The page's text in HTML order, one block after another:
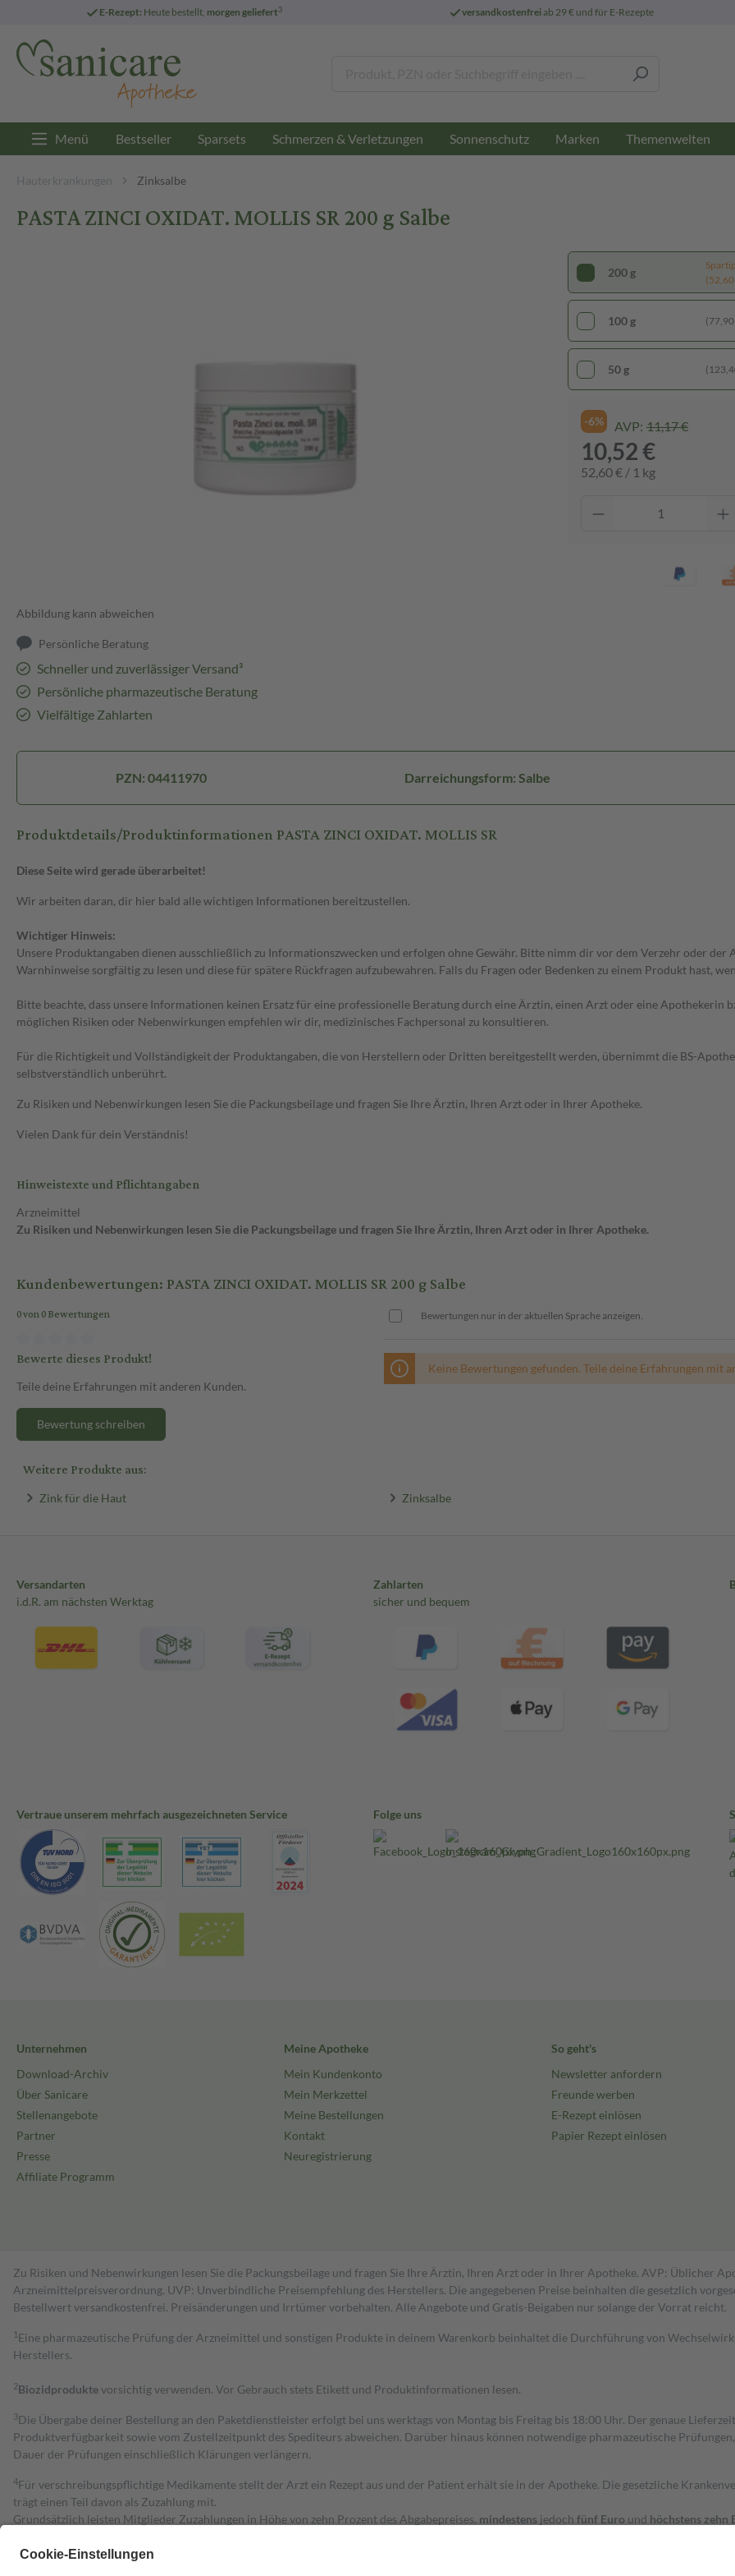
E-Rezept: Heute bestellt, morgen geliefert3 versandkostenfreiab 29 € und für E-Rezepte
Menü Bestseller Sparsets Schmerzen & Verletzungen Sonnenschutz Marken Themenwelten
Hauterkrankungen Zinksalbe
PASTA ZINCI OXIDAT. MOLLIS SR 200 g Salbe
Abbildung kann abweichen
Persönliche Beratung
Schneller und zuverlässiger Versand³
Persönliche pharmazeutische Beratung
Vielfältige Zahlarten
200 g
(52,60
100 g (77,90
50 g
-6% AVP: 11,17 €
10,52 €
52,60 € / 1 kg
PZN: 04411970 Darreichungsform: Salbe
Produktdetails/Produktinformationen PASTA ZINCI OXIDAT. MOLLIS SR
Diese Seite wird gerade überarbeitet!
Wir arbeiten daran, dir hier bald alle wichtigen Informationen bereitzustellen.
Wichtiger Hinweis:
Unsere Produktangaben dienen ausschließlich zu Informationszwecken und erfolgen ohne Gewähr. Bitte nimm dir vor dem Verzehr oder
Warnhinweise sorgfältig zu lesen und diese für spätere Rückfragen aufzubewahren. Falls du Fragen oder Bedenken zu einem Produkt hast,
Bitte beachte, dass unsere Informationen keinen Ersatz für eine professionelle Beratung durch eine Ärztin, einen Arzt oder eine Apothekerin
möglichen Risiken oder Nebenwirkungen empfehlen wir dir, medizinisches Fachpersonal zu konsultieren.
Für die Richtigkeit und Vollständigkeit der Produktangaben, die von Herstellern oder Dritten bereitgestellt werden, übernimmt die BS-
selbstverständlich unberührt.
Zu Risiken und Nebenwirkungen lesen Sie die Packungsbeilage und fragen Sie Ihre Ärztin, Ihren Arzt oder in Ihrer Apotheke.
Vielen Dank für dein Verständnis!
Hinweistexte und Pflichtangaben
Arzneimittel
Zu Risiken und Nebenwirkungen lesen Sie die Packungsbeilage und fragen Sie Ihre Ärztin, Ihren Arzt oder in Ihrer Apotheke.
Kundenbewertungen: PASTA ZINCI OXIDAT. MOLLIS SR 200 g Salbe
0 von 0 Bewertungen
Bewerte dieses Produkt!
Teile deine Erfahrungen mit anderen Kunden.
Bewertung schreiben
Bewertungen nur in der aktuellen Sprache anzeigen.
Keine Bewertungen gefunden. Teile deine Erfahrungen mit
Weitere Produkte aus:
Zink für die Haut Zinksalbe
Versandarten
i.d.R. am nächsten Werktag
Zahlarten
sicher und bequem
Vertraue unserem mehrfach ausgezeichneten Service Folge uns
Unternehmen
Download-Archiv
Über Sanicare
Stellenangebote
Partner
Presse
Affiliate Programm
Meine Apotheke
Mein Kundenkonto
Mein Merkzettel
Meine Bestellungen
Kontakt
Neuregistrierung
So geht's
Newsletter anfordern
Freunde werben
E-Rezept einlösen
Papier Rezept einlösen
Zu Risiken und Nebenwirkungen lesen Sie die Packungsbeilage und fragen Sie Ihre Ärztin, Ihren Arzt oder in Ihrer Apotheke. AVP: Üblicher
Arzneimittelpreisverordnung. UVP: Unverbindliche Preisempfehlung des Herstellers. Die angegebenen Preise beinhalten die gesetzlich
Bestell­wert versand­kosten­frei. Preisänderungen und Irrtümer vorbehalten. Alle Angebote und Gratis-Beigaben nur solange der Vorrat reicht.
1 Eine pharmazeutische Prüfung der Arzneimittel und sonstigen Produkte in deinem Warenkorb beinhaltet die Durchführung von
Herstellers.
2Biozidproduktevorsichtig verwenden. Vor Gebrauch stets Etikett und Produktinformationen lesen.
3Die Übergabe deiner Bestellung an den Paketdienstleister erfolgt bei uns werktags von Montag bis Freitag bis 18:00 Uhr. Der genaue
Produktverfügbarkeit sowie vom Zustellzeitpunkt des Spediteurs abweichen. Darüber hinaus können notwendige pharmazeutische
Dauer der Prüfungen einschließlich Klärungen verlängern.
4Für verschreibungspflichtige Medikamente stellt der Arzt ein Rezept aus und der Patient erhält sie in der Apotheke. Die gesetzliche
trägt einen Teil davon als Zuzahlung mit.
Grundsätzlich leisten Mitglieder Zuzahlungen in Höhe von zehn Prozent des Abgabepreises, mindestens jedoch fünf Euro und höchstens zehn
Diese Regeln gelten grundsätzlich auch für Online-Apotheken.